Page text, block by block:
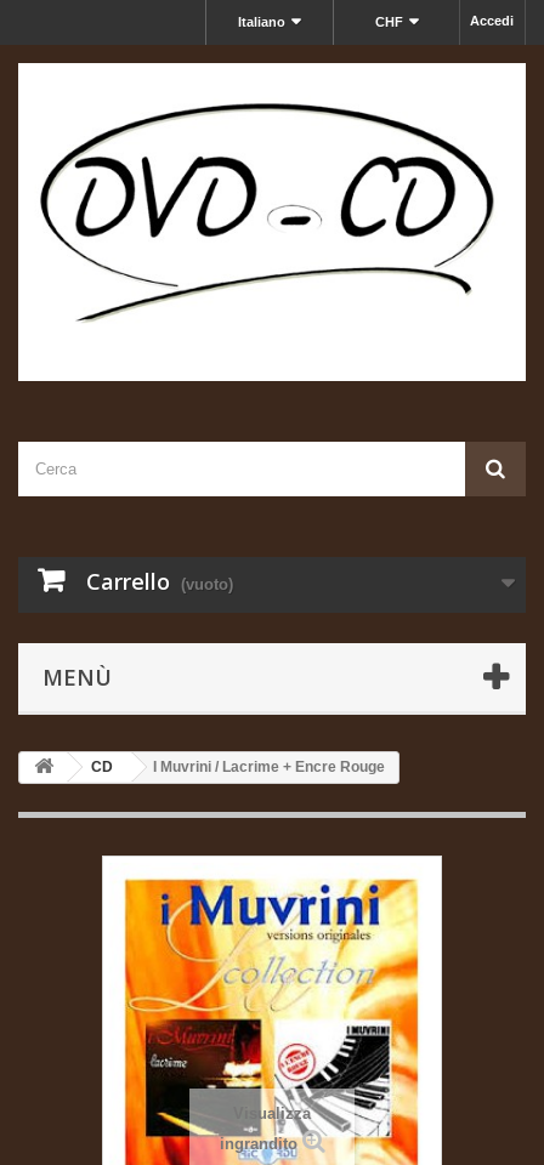
Accedi
CHF
Italiano
Carrello (vuoto)
MENÙ
CD I Muvrini / Lacrime + Encre Rouge
Visualizza
ingrandito